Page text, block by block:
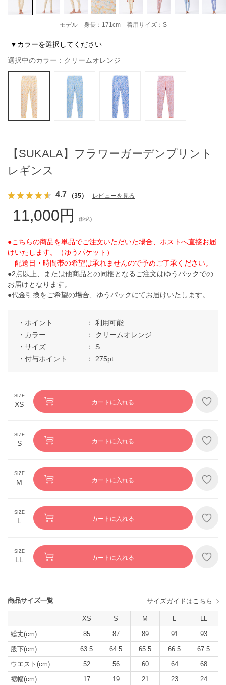
モデル 身長：171cm 着用サイズ：S
▼カラーを選択してください
選択中のカラー：クリームオレンジ
【SUKALA】フラワーガーデンプリント
レギンス
4.7 （35） レビューを見る
11,000円 (税込)
●こちらの商品を単品でご注文いただいた場合、ポストへ直接お届
けいたします。（ゆうパケット）
配送日・時間帯の希望は承れませんので予めご了承ください。
●2点以上、または他商品との同梱となるご注文はゆうパックでの
お届けとなります。
●代金引換をご希望の場合、ゆうパックにてお届けいたします。
ポイント
利用可能
カラー
クリームオレンジ
サイズ
S
付与ポイント
275pt
XS カートに入れる
S カートに入れる
M カートに入れる
L カートに入れる
LL カートに入れる
商品サイズ一覧 サイズガイドはこちら
XS S M L
LL
総丈(cm)
85 87 89 91
93
股下(cm)
63.5 64.5 65.5 66.5
67.5
ウエスト(cm)
52 56 60 64
68
裾幅(cm)
17 19 21 23 24